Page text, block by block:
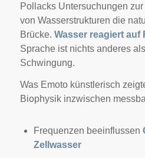
Pollacks Untersuchungen
von Wasserstrukturen die
Brücke. Wasser reagiert auf
Sprache ist nichts anderes
Schwingung.
Was Emoto künstlerisch
Biophysik inzwischen
Frequenzen beeinflussen
Zellwasser